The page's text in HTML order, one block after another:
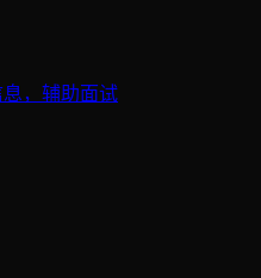
，辅助面试